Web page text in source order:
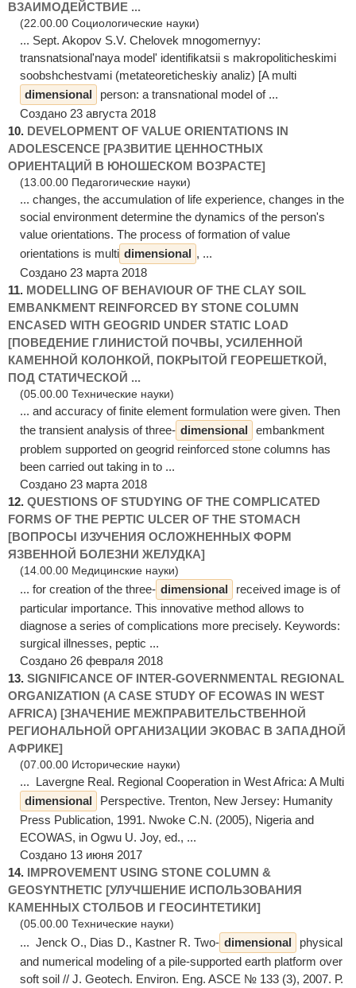
ВЗАИМОДЕЙСТВИЕ ...
(22.00.00 Социологические науки)
... Sept. Akopov S.V. Chelovek mnogomernyy:
transnatsional'naya model' identifikatsii s makropoliticheskimi
soobshchestvami (metateoreticheskiy analiz) [A multi
dimensional
person: a transnational model of ...
Создано 23 августа 2018
10. DEVELOPMENT OF VALUE ORIENTATIONS IN
ADOLESCENCE [РАЗВИТИЕ ЦЕННОСТНЫХ
ОРИЕНТАЦИЙ В ЮНОШЕСКОМ ВОЗРАСТЕ]
(13.00.00 Педагогические науки)
... changes, the accumulation of life experience, changes in the
social environment determine the dynamics of the person's
value orientations. The process of formation of value
orientations is multi dimensional , ...
Создано 23 марта 2018
11. MODELLING OF BEHAVIOUR OF THE CLAY SOIL
EMBANKMENT REINFORCED BY STONE COLUMN
ENCASED WITH GEOGRID UNDER STATIC LOAD
[ПОВЕДЕНИЕ ГЛИНИСТОЙ ПОЧВЫ, УСИЛЕННОЙ
КАМЕННОЙ КОЛОНКОЙ, ПОКРЫТОЙ ГЕОРЕШЕТКОЙ,
ПОД СТАТИЧЕСКОЙ ...
(05.00.00 Технические науки)
... and accuracy of finite element formulation were given. Then
the transient analysis of three- dimensional embankment
problem supported on geogrid reinforced stone columns has
been carried out taking in to ...
Создано 23 марта 2018
12. QUESTIONS OF STUDYING OF THE COMPLICATED
FORMS OF THE PEPTIC ULCER OF THE STOMACH
[ВОПРОСЫ ИЗУЧЕНИЯ ОСЛОЖНЕННЫХ ФОРМ
ЯЗВЕННОЙ БОЛЕЗНИ ЖЕЛУДКА]
(14.00.00 Медицинские науки)
... for creation of the three- dimensional
received image is of
particular importance. This innovative method allows to
diagnose a series of complications more precisely. Keywords:
surgical illnesses, peptic ...
Создано 26 февраля 2018
13. SIGNIFICANCE OF INTER-GOVERNMENTAL REGIONAL
ORGANIZATION (A CASE STUDY OF ECOWAS IN WEST
AFRICA) [ЗНАЧЕНИЕ МЕЖПРАВИТЕЛЬСТВЕННОЙ
РЕГИОНАЛЬНОЙ ОРГАНИЗАЦИИ ЭКОВАС В ЗАПАДНОЙ
АФРИКЕ]
(07.00.00 Исторические науки)
... Lavergne Real. Regional Cooperation in West Africa: A Multi
dimensional
Perspective. Trenton, New Jersey: Humanity
Press Publication, 1991. Nwoke C.N. (2005), Nigeria and
ECOWAS, in Ogwu U. Joy, ed., ...
Создано 13 июня 2017
14. IMPROVEMENT USING STONE COLUMN &
GEOSYNTHETIC [УЛУЧШЕНИЕ ИСПОЛЬЗОВАНИЯ
КАМЕННЫХ СТОЛБОВ И ГЕОСИНТЕТИКИ]
(05.00.00 Технические науки)
... Jenck O., Dias D., Kastner R. Two- dimensional
physical
and numerical modeling of a pile-supported earth platform over
soft soil // J. Geotech. Environ. Eng. ASCE № 133 (3), 2007. Р.